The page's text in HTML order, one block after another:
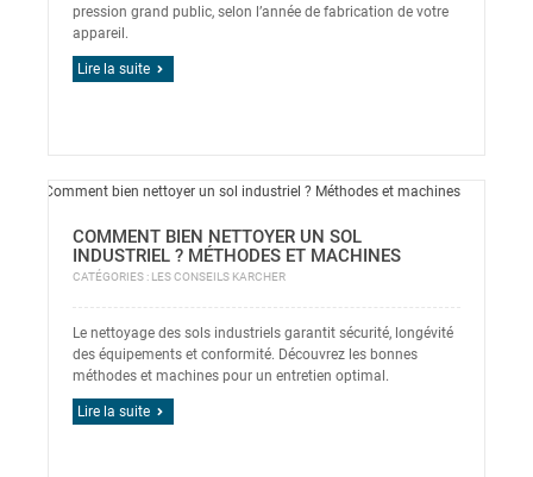
pression grand public, selon l’année de fabrication de votre
appareil.
Lire la suite
COMMENT BIEN NETTOYER UN SOL
INDUSTRIEL ? MÉTHODES ET MACHINES
CATÉGORIES : LES CONSEILS KARCHER
Le nettoyage des sols industriels garantit sécurité, longévité
des équipements et conformité. Découvrez les bonnes
méthodes et machines pour un entretien optimal.
Lire la suite